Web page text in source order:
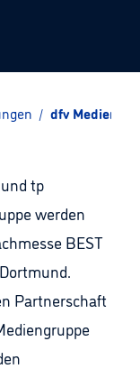
/ dfv
tp
werden
BEST
Partnerschaft